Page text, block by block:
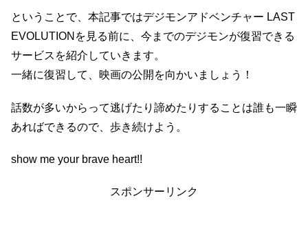
ということで、本記事ではデジモンアドベンチャー LAST
EVOLUTIONを見る前に、今までのデジモンが復習できる
サービスを紹介していきます。
一緒に復習して、映画の公開を向かいましょう！
話数が多いからって逃げたり諦めたりすることは誰も一瞬
あればできるので、歩き続けよう。
show me your brave heart!!
スポンサーリンク